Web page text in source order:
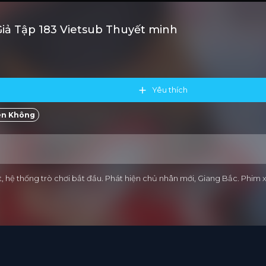
Tập 183 Vietsub Thuyết minh
Yêu thích
Không
hệ thống trò chơi bắt đầu. Phát hiện chủ nhân mới, Giang Bắc.